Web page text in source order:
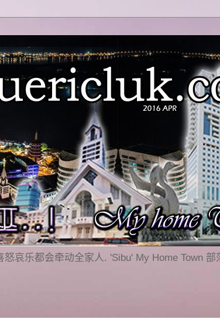
哀乐都会牵动全家人. 'Sibu' My Home Town